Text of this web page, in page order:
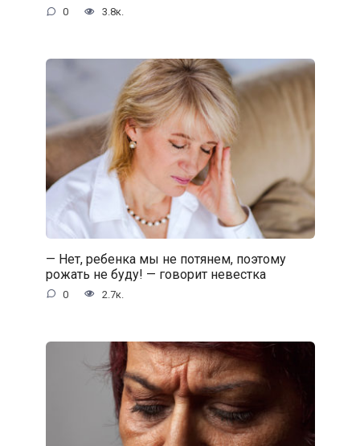
0 3.8к.
— Нет, ребенка мы не потянем, поэтому
рожать не буду! — говорит невестка
0 2.7к.